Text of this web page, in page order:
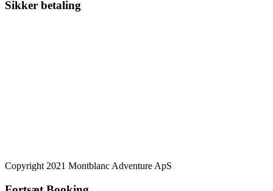
Sikker betaling
Copyright 2021 Montblanc Adventure ApS